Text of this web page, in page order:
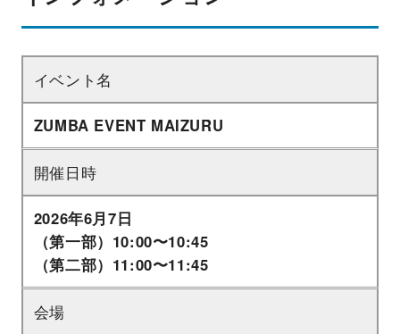
イベント名
ZUMBA EVENT MAIZURU
開催日時
2026年6月7日
（第一部）10:00〜10:45
（第二部）11:00〜11:45
会場